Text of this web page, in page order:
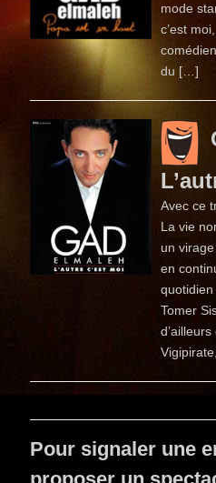
mode
c’est
du […]
Avec ce
La vie
un
en
Tomer
Pour signaler une